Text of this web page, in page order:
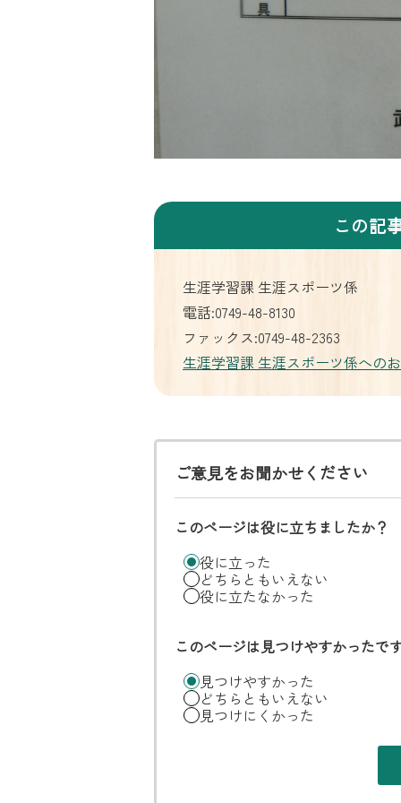
この記
生涯学習課 生涯スポーツ係
電話:0749-48-8130
ファックス:0749-48-2363
生涯学習課 生涯スポーツ係への
ご意見をお聞かせください
このページは役に立ちましたか？
役に立った
どちらともいえない
役に立たなかった
このページは見つけやすかったで
見つけやすかった
どちらともいえない
見つけにくかった